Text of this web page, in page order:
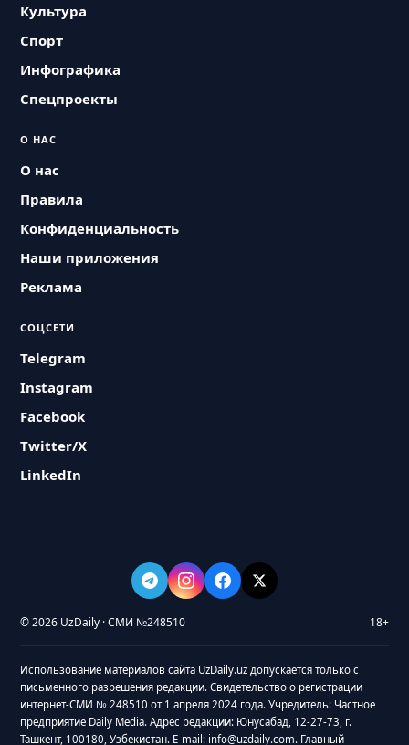
Культура
Спорт
Инфографика
Спецпроекты
О НАС
О нас
Правила
Конфиденциальность
Наши приложения
Реклама
СОЦСЕТИ
Telegram
Instagram
Facebook
Twitter/X
LinkedIn
© 2026 UzDaily · СМИ №248510 18+
Использование материалов сайта UzDaily.uz допускается только с
письменного разрешения редакции. Свидетельство о регистрации
интернет-СМИ № 248510 от 1 апреля 2024 года. Учредитель: Частное
предприятие Daily Media. Адрес редакции: Юнусабад, 12-27-73, г.
Ташкент, 100180, Узбекистан. E-mail: info@uzdaily.com. Главный